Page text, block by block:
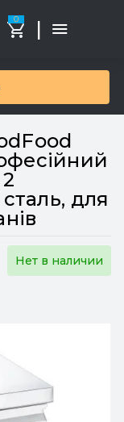
0 |
для
Нет в наличии